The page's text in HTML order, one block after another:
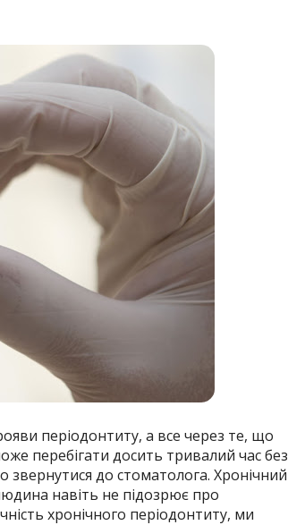
періодонтиту, а все через те, що
перебігати досить тривалий час без
до стоматолога. Хронічний
навіть не підозрює про
хронічного періодонтиту, ми